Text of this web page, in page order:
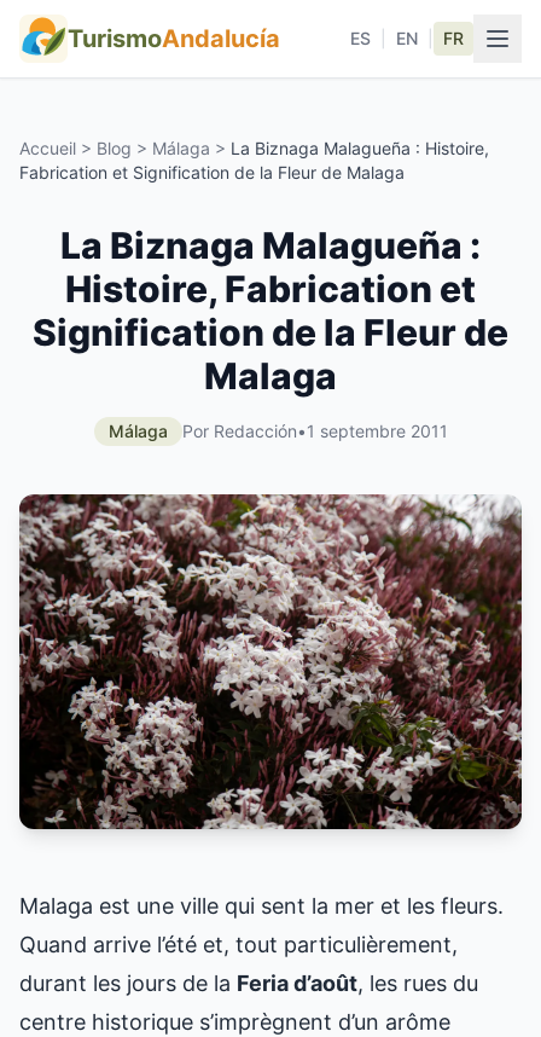
TurismoAndalucía ES EN FR
Accueil > Blog > Málaga > La Biznaga Malagueña : Histoire,
Fabrication et Signification de la Fleur de Malaga
La Biznaga Malagueña :
Histoire, Fabrication et
Signification de la Fleur de
Malaga
Málaga Por Redacción•1 septembre 2011
Malaga est une ville qui sent la mer et les fleurs.
Quand arrive l’été et, tout particulièrement,
durant les jours de la Feria d’août, les rues du
centre historique s’imprègnent d’un arôme